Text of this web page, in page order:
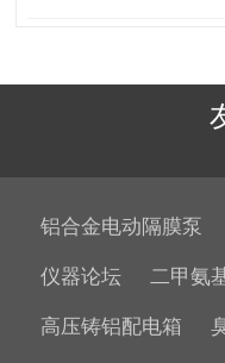
铝合金电动隔膜泵
仪器论坛 二甲氨
高压铸铝配电箱